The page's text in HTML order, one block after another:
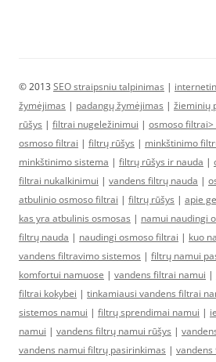
© 2013 SEO straipsniu talpinimas |
žymėjimas | padangų žymėjimas | žieminių
rūšys | filtrai nugeležinimui | osmoso filtrai>
osmoso filtrai | filtrų rūšys | minkštinimo
minkštinimo sistema | filtrų rūšys ir nauda |
filtrai nukalkinimui | vandens filtrų nauda |
atbulinio osmoso filtrai | filtrų rūšys | apie
kas yra atbulinis osmosas | namui naudingi
filtrų nauda | naudingi osmoso filtrai | kuo
vandens filtravimo sistemos | filtrų namui
komfortui namuose | vandens filtrai namui |
filtrai kokybei | tinkamiausi vandens filtrai
sistemos namui | filtrų sprendimai namui |
namui | vandens filtrų namui rūšys |
vandens namui filtrų pasirinkimas |